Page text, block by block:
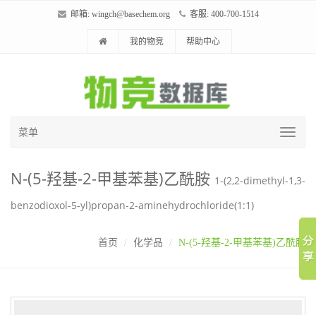
邮箱: wingch@basechem.org 客服: 400-700-1514
我的物竞 帮助中心
菜单
N-(5-羟基-2-甲基苯基)乙酰胺 1-(2,2-dimethyl-1,3-
benzodioxol-5-yl)propan-2-aminehydrochloride(1:1)
首页 化学品 N-(5-羟基-2-甲基苯基)乙酰胺